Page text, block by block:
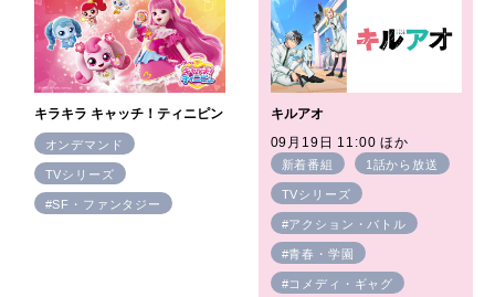
キラキラ キャッチ！ティニピン
オンデマンド
TVシリーズ
#SF・ファンタジー
キルアオ
09月19日 11:00 ほか
新着番組 1話から放送
TVシリーズ
#アクション・バトル
#青春・学園
#コメディ・ギャグ